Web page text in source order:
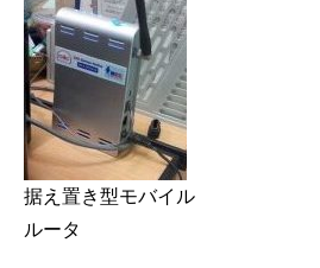
据え置き型モバイル
ルータ